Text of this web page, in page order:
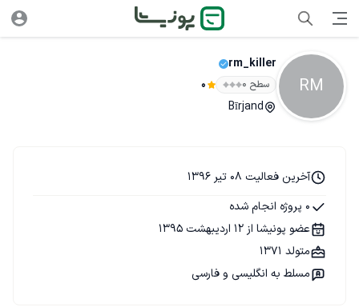
RM
rm_killer
سطح ۰ 0
Bīrjand
آخرین فعالیت 08 تیر 1396
0 پروژه انجام شده
عضو پونیشا از 12 اردیبهشت 1395
متولد 1371
مسلط به انگلیسی و فارسی